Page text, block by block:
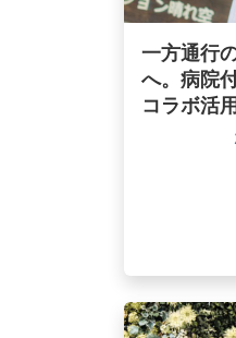
一方通行
へ。病院
コラボ活